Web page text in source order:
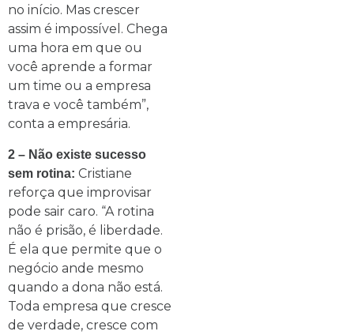
no início. Mas crescer
assim é impossível. Chega
uma hora em que ou
você aprende a formar
um time ou a empresa
trava e você também”,
conta a empresária.
2 – Não existe sucesso
sem rotina: Cristiane
reforça que improvisar
pode sair caro. “A rotina
não é prisão, é liberdade.
É ela que permite que o
negócio ande mesmo
quando a dona não está.
Toda empresa que cresce
de verdade, cresce com